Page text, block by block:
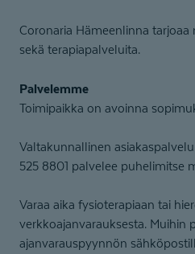
Coronaria Hämeenlinna
sekä terapiapalveluita.
Palvelemme
Toimipaikka on avoinna
Valtakunnallinen
525 8801 palvelee puhelimitse
Varaa aika fysioterapiaan tai
verkkoajanvarauksesta. Muihin
ajanvarauspyynnön